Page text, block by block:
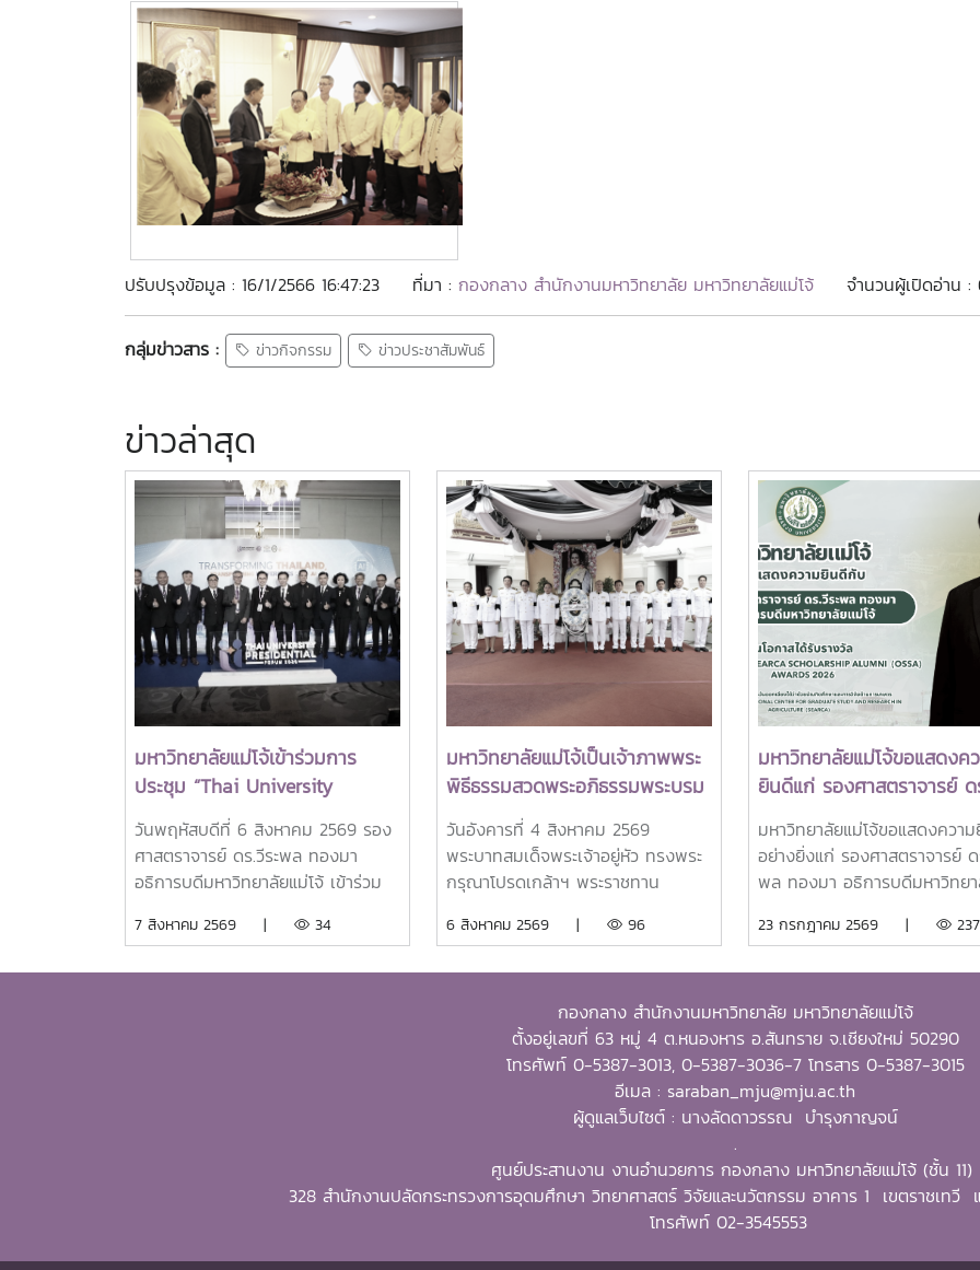
ปรับปรุงข้อมูล : 16/1/2566 16:47:23 ที่มา : กองกลาง สำนักงานมหาวิทยาลัย มหาวิทยาลัยแม่โจ้ จำนวนผู้เปิดอ่าน :
กลุ่มข่าวสาร : ข่าวกิจกรรม ข่าวประชาสัมพันธ์
ข่าวล่าสุด
มหาวิทยาลัยแม่โจ้เข้าร่วมการ
ประชุม “Thai University
Presidential Forum 2026
วันพฤหัสบดีที่ 6 สิงหาคม 2569 รอง
ศาสตราจารย์ ดร.วีระพล ทองมา
อธิการบดีมหาวิทยาลัยแม่โจ้ เข้าร่วม
University Presidents Forum
การประชุม Thai University
7 สิงหาคม 2569 | 34
มหาวิทยาลัยแม่โจ้เป็นเจ้าภาพพระ
พิธีธรรมสวดพระอภิธรรมพระบรม
ศพสมเด็จพระนางเจ้าสิริกิติ์
พระบรมราชินีนาถ พระบรมราช
ชนนีพันปีหลวง พร้อมเข้ากราบ
ถวายบังคมพระศพ สมเด็จพระเจ้า
ลูกเธอ เจ้าฟ้าพัชรกิติยาภา นเรนทิ
วันอังคารที่ 4 สิงหาคม 2569
พระบาทสมเด็จพระเจ้าอยู่หัว ทรงพระ
กรุณาโปรดเกล้าฯ พระราชทาน
ศาสตราจารย์ ดร.วีระพล ทองมา
สมาคมศิษย์เก่า และบุคลากร รวม
จำนวน 25 คน เป็นเจ้าภาพพระ
พิธีธรรมสวดพระอภิธรรมพระบรมศพ
สมเด็จพระนางเจ้าสิริกิติ์ พระบรม
ราชินีนาถ พระบรมราชชนนีพันปีหลวง
มหาราชวัง และเข้ากราบถวายบังคม
พระศพสมเด็จพระเจ้าลูกเธอ เจ้าฟ้า
พัชรกิติยาภา นเรนทิราเทพยวดี กรม
6 สิงหาคม 2569 | 96
มหาวิทยาลัยแม่โจ้ขอแสดงค
ยินดีแก่ รองศาสตราจารย์ ด
พล ทองมา อธิการบดีมหาวิ
แม่โจ้ ในโอกาสได้รับรางวัล
Outstanding SEARCA
Awards 2026
มหาวิทยาลัยแม่โจ้ขอแสดงควา
อย่างยิ่งแก่ รองศาสตราจารย์ ด
พล ทองมา อธิการบดีมหาวิทย
ได้รับรางวัล Outstanding
ตะวันออกเฉียงใต้ว่าด้วยบัณฑิต
และการวิจัยด้านการเกษตร หรือ
Southeast Asian Regional
for Graduate Study and
in Agriculture (SEARCA) นั
ศิษย์เก่าทุน SEARCA ผู้มีความ
โดดเด่นทางวิชาชีพ มีภาวะผู้นำ
สร้างคุณูปการสำคัญต่อการ
23 กรกฎาคม 2569 | 237
กองกลาง สำนักงานมหาวิทยาลัย มหาวิทยาลัยแม่โจ้
ตั้งอยู่เลขที่ 63 หมู่ 4 ต.หนองหาร อ.สันทราย จ.เชียงใหม่ 50290
โทรศัพท์ 0-5387-3013, 0-5387-3036-7 โทรสาร 0-5387-3015
อีเมล : saraban_mju@mju.ac.th
ผู้ดูแลเว็บไซต์ : นางลัดดาวรรณ บำรุงกาญจน์
.
ศูนย์ประสานงาน งานอำนวยการ กองกลาง มหาวิทยาลัยแม่โจ้ (ชั้น 11)
328 สำนักงานปลัดกระทรวงการอุดมศึกษา วิทยาศาสตร์ วิจัยและนวัตกรรม อาคาร 1 เขตราชเท
โทรศัพท์ 02-3545553